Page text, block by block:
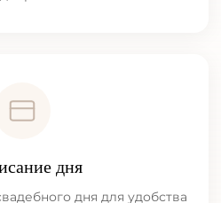
дня
дня для удобства